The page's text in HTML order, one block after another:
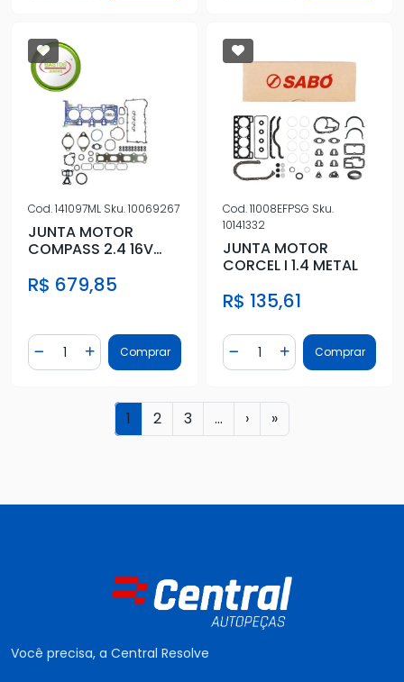
Cod.141097ML Sku.10069267
JUNTA MOTOR
COMPASS 2.4 16V
S/RET
R$ 679,85
Diminuir Quantidade
Quantidade
Adicionar Quantidade
Comprar
Cod.11008EFPSG Sku.
10141332
JUNTA MOTOR
CORCEL I 1.4 METAL
R$ 135,61
Diminuir Quantidade
Quantidade
AdicionarComprar
1 2 3 ... › »
Você precisa, a Central Resolve